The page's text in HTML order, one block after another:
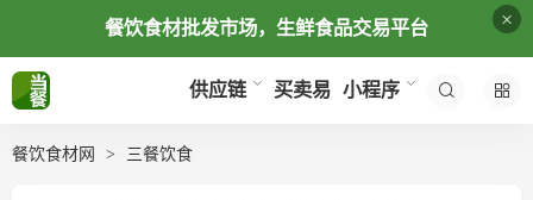
餐饮食材批发市场，生鲜食品交易平台 ×
供应链 买卖易 小程序
餐饮食材网 三餐饮食